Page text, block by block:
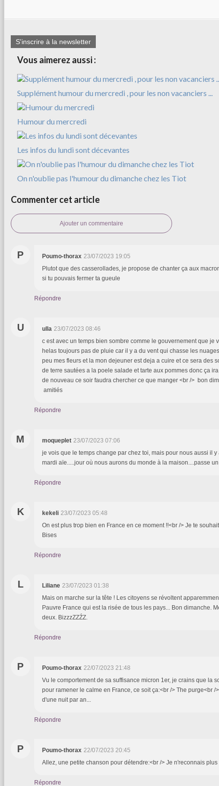
S'inscrire à la newsletter
Vous aimerez aussi :
Supplément humour du mercredi , pour les non vacanciers ...
Humour du mercredi
Les infos du lundi sont décevantes
On n'oublie pas l'humour du dimanche chez les Tiot
Commenter cet article
Ajouter un commentaire
P Poumo-thorax 23/07/2023 19:05
Plutot que des casserollades, je propose de chanter ça aux
si tu pouvais fermer ta gueule
Répondre
U ulla 23/07/2023 08:46
c est avec un temps bien sombre comme le gouvernement que je
helas toujours pas de pluie car il y a du vent qui chasse les
peu mes fleurs et la mon dejeuner est deja a cuire et ce sera des
de terre sautées a la poele salade et tarte aux pommes donc ça
de nouveau ce soir faudra chercher ce que manger <br /> bon
amitiés
Répondre
M moqueplet 23/07/2023 07:06
je vois que le temps change par chez toi, mais pour nous aussi il
mardi aïe.....jour où nous aurons du monde à la maison....passe
Répondre
K kekeli 23/07/2023 05:48
On est plus trop bien en France en ce moment !!<br /> Je te
Bises
Répondre
L Liliane 23/07/2023 01:38
Mais on marche sur la tête ! Les citoyens se révoltent
Pauvre France qui est la risée de tous les pays... Bon dimanche.
deux. BizzzZZŹZ.
Répondre
P Poumo-thorax 22/07/2023 21:48
Vu le comportement de sa suffisance micron 1er, je crains que la
pour ramener le calme en France, ce soit ça:<br /> The purge<br /
d'une nuit par an...
Répondre
P Poumo-thorax 22/07/2023 20:45
Allez, une petite chanson pour détendre:<br /> Je n'reconnais
Répondre